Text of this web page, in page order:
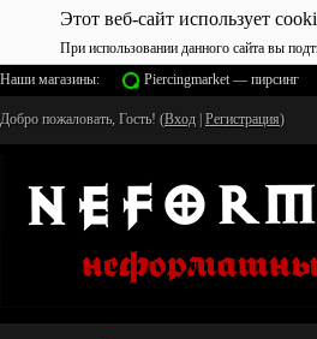
Этот веб-сайт использует
При использовании данного сайта вы
Наши магазины:
Piercingmarket — пирсинг
Добро пожаловать, Гость! (Вход Регистрация)